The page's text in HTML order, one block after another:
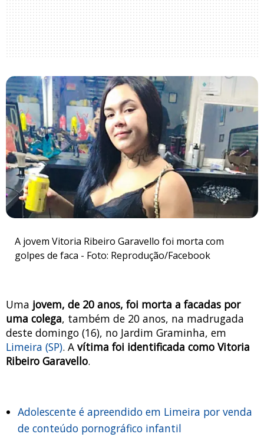
A jovem Vitoria Ribeiro Garavello foi morta com
golpes de faca - Foto: Reprodução/Facebook
Uma jovem, de 20 anos, foi morta a facadas por
uma colega, também de 20 anos, na madrugada
deste domingo (16), no Jardim Graminha, em
Limeira (SP). A vítima foi identificada como Vitoria
Ribeiro Garavello.
Adolescente é apreendido em Limeira por venda
de conteúdo pornográfico infantil